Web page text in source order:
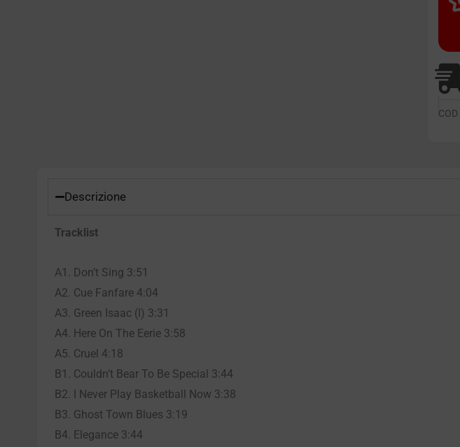
COD
Descrizione
Tracklist
A1. Don’t Sing 3:51
A2. Cue Fanfare 4:04
A3. Green Isaac (I) 3:31
A4. Here On The Eerie 3:58
A5. Cruel 4:18
B1. Couldn’t Bear To Be Special 3:44
B2. I Never Play Basketball Now 3:38
B3. Ghost Town Blues 3:19
B4. Elegance 3:44